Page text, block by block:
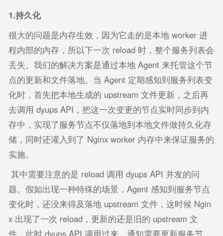
1.持久化
很大的问题是内存生效，因为它走的是本地 worker 进
程内部的内存，所以下一次 reload 时，整个服务列表会
丢失。我们的解决方案是通过本地 Agent 来托管这个节
点的更新和文件落地。当 Agent 定期感知到服务列表变
化时，首先把本地生成的 upstream 文件更新，之后再
去调用 dyups API，把这一次变更的节点实时同步到内
存中，实现了服务节点不仅落地到本地文件做持久化存
储，同时还灌入到了 Nginx worker 内存中来保证服务的
实施。
其中需要注意的是 reload 调用 dyups API 并发的问
题。假如出现一种特殊的场景，Agent 感知到服务节点
变化时，还没来得及落地 upstream 文件，这时候 Ngin
x 出现了一次 reload，更新的还是旧的 upstream 文
件。此时 dyups API 调用过来，通知需要更新服务节